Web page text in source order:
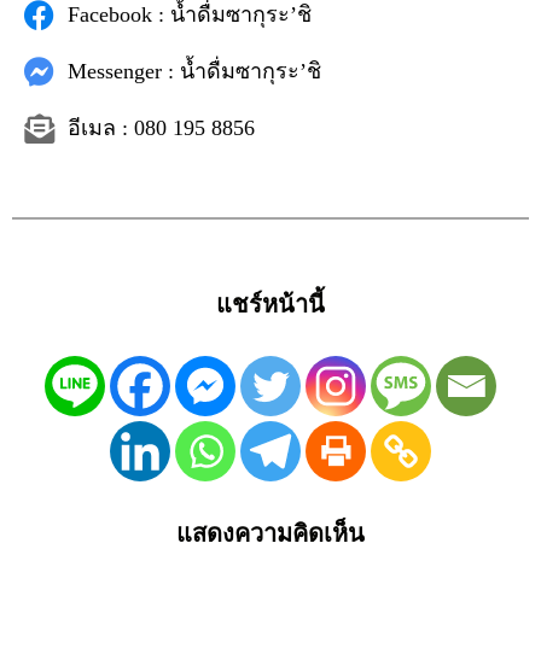
Facebook : น้ำดื่มซากุระ’ชิ
Messenger : น้ำดื่มซากุระ’ชิ
อีเมล : 080 195 8856
แชร์หน้านี้
แสดงความคิดเห็น